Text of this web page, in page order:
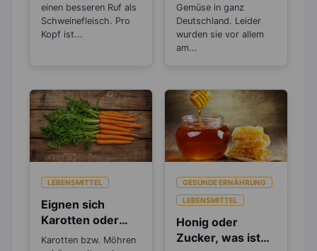
einen besseren Ruf als
Schweinefleisch. Pro
Kopf ist...
Gemüse in ganz
Deutschland. Leider
wurden sie vor allem
am...
LEBENSMITTEL
Eignen sich
Karotten oder
Möhren zum
Karotten bzw. Möhren
GESUNDE ERNÄHRUNG
LEBENSMITTEL
Honig oder
Zucker, was ist